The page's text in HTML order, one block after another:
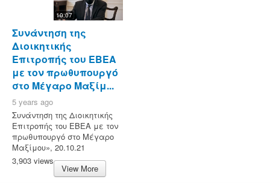
10:07
Συνάντηση της
Διοικητικής
Επιτροπής του ΕΒΕΑ
με τον πρωθυπουργό
στο Μέγαρο Μαξίμ...
5 years ago
Συνάντηση της Διοικητικής
Επιτροπής του ΕΒΕΑ με τον
πρωθυπουργό στο Μέγαρο
Μαξίμου», 20.10.21
3,903 views
View More